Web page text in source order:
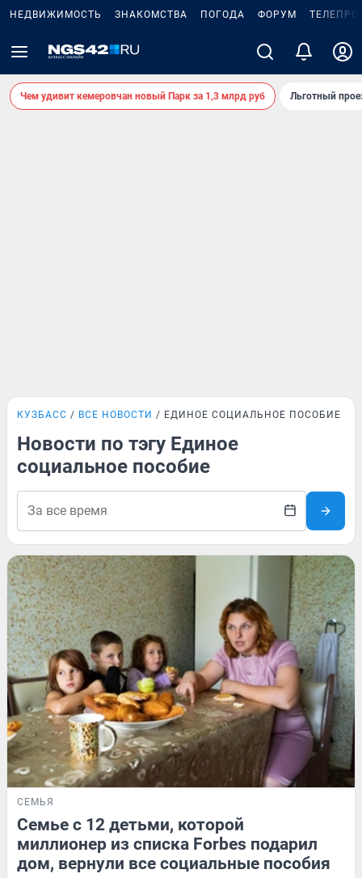
НЕДВИЖИМОСТЬ ЗНАКОМСТВА ПОГОДА ФОРУМ
Чем удивит кемеровчан новый Парк за 1,3 млрд руб Льготный
КУЗБАСС ВСЕ НОВОСТИ ЕДИНОЕ СОЦИАЛЬНОЕ ПОСОБИЕ
Новости по тэгу Единое
социальное пособие
СЕМЬЯ
Семье с 12 детьми, которой
миллионер из списка Forbes подарил
дом, вернули все социальные пособия